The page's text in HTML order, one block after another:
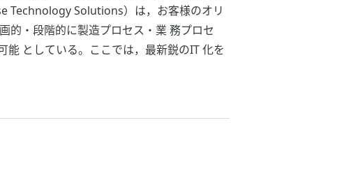
Technology Solutions）は，お客様のオリ
的・段階的に製造プロセス・業 務プロセ
としている。ここでは，最新鋭のIT 化を